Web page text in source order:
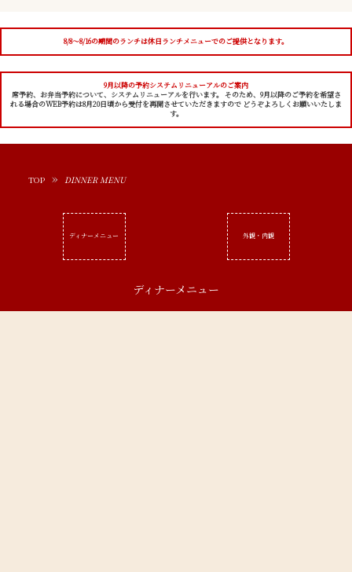
8/8〜8/16の期間のランチは休日ランチメニューでのご提供となります。
9月以降の予約システムリニューアルのご案内
席予約、お弁当予約について、システムリニューアルを行います。 そのため、9月以降のご予約を希望さ
れる場合のWEB予約は8月20日頃から受付を再開させていただきますので どうぞよろしくお願いいたしま
す。
TOP DINNER MENU
ディナーメニュー 外観・内観
ディナーメニュー